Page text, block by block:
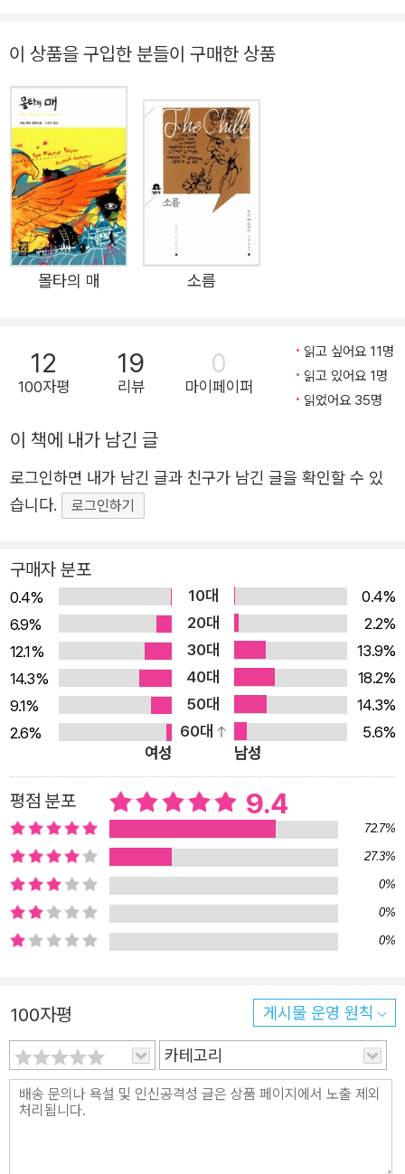
시자로 평가받는 작가로, 뛰어난 작품성으로 하드보일드 탐
더기 없는 간결한 문체, 인물의 심리나 감정을 직접 언급하
지 않고 관찰자로서 행동만을 묘사하는 서술 방식, 거칠고
비정한 현실을 날것 그대로 드러내는 그의 스타일은 이후 추
리 소설계의 한 흐름을 형성한 하드보일드 장르의 전범이 되
었다. 그가 활발히 활동했던 1920~1930년대는 사회적으
로 전쟁과 혼란, 대공황과 범죄, 불안과 냉소가 극에 달해 있
던 시대였고, 범죄와 폭력이 일상이 된 사회였다. 미국 최대
의 사립 탐정 회사인 핑커턴 탐정 사무소에 취직하여 실제로
곳에서 맞부딪히는 범죄의 세계를 생생하게 그려 냈다. 때문
에 그의 글은 범죄 이야기를 다루는 이전의 소설들과는 확연
히 달랐고, 당대 독자들을 매료시켰다. 또한 그의 많은 작품
들이 영화로 만들어져 큰 성공을 거두었다. 『유리 열쇠』는
대실 해밋의 대표작 중 하나로, 특히 해밋이 스스로 자신의
소설 중 최고 걸작으로 손꼽은 작품이다. 합법과 불법의 세
계를 오가는 정치인 폴 매드빅과 그를 보좌하는 인물 네드
야기로, 선거를 앞두고 일어난 상원 의원 아들 살해 사건의
진실을 파헤치는 과정을 담고 있다. 영국 평론가 줄리언 시
먼스는 이 작품을 <해밋이 성취한 가장 높은 지점>이라고
평하며 <20세기 범죄 문학의 절정>이라고 극찬했다. 북유
럽 최고의 탐정 소설에 주어지는 문학상인 <유리 열쇠상>
의 유래가 된 작품으로, 코엔 형제의 영화 「밀러스 크로싱」(1
990)의 모티브가 된 소설이기도 하다. 도시의 거물 폴 매드
빅은 합법과 불법, 음지와 양지를 오가며 세력을 넓혀 가는
정치인이다. 그를 따르며 보좌하는 네드 보몬트는 늘 도박에
빠져 살지만, 매드빅과 형제처럼 가깝게 지내며 그의 브레인
역할을 한다. 매드빅은 선거를 앞두고 자신의 정치적 입지를
넓히기 위해 그가 평소 연모하던 상원 의원의 딸 재닛 헨리
와 결혼하려는 계획을 세운다. 그러던 중 재닛의 오빠인 테
일러 헨리가 거리에서 싸늘한 시체로 발견되는 사건이 발생
하고, 네드 보몬트는 미묘한 정치적 긴장이 얽힌 이 사건에
전을 거듭하며 점점 더 안개 속으로 빠져들어 가는데……. 그
리고 그 안개 너머로는 한 치 앞을 내다볼 수 없는 인간의 욕
망과 사랑, 추악한 정치의 이면, 끝을 알 수 없는 불신의 미
로가 보일 듯 말 듯 정체를 드러내며 독자들을 혼란 속으로
몰아넣는다. 등장인물의 내적인 감정과 생각을 배제한 채 그
이 상품을 구입한 분들이 구매한 상품
몰타의 매 소름
12
100자평
19
리뷰
0
마이페이퍼
읽고 싶어요 11명
읽고 있어요 1명
읽었어요 35명
이 책에 내가 남긴 글
로그인하면 내가 남긴 글과 친구가 남긴 글을 확인할 수 있
습니다.
로그인하기
구매자 분포
0.4% 10대
0.4%
6.9%
20대
2.2%
12.1%
30대
13.9%
14.3%
40대
18.2%
9.1%
50대
14.3%
2.6%
60대 5.6%
여성 남성
평점 분포 9.4
72.7%
27.3%
0%
0%
0%
100자평 게시물 운영 원칙
카테고리